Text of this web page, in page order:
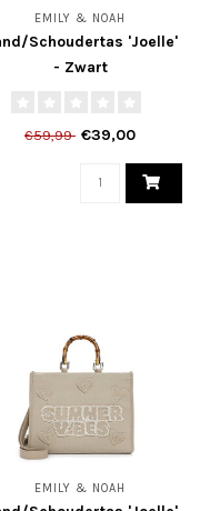
EMILY & NOAH
Schoudertas 'Joelle'
- Zwart
€59,99 €39,00
EMILY & NOAH